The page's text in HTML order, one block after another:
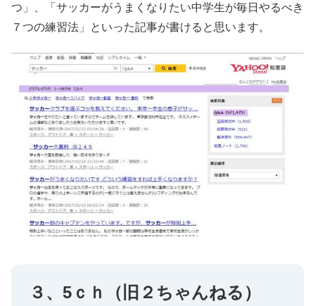
つ」、「サッカーがうまくなりたい中学生が毎日やるべき
７つの練習法」といった記事が書けると思います。
３、5ｃｈ（旧２ちゃんねる）